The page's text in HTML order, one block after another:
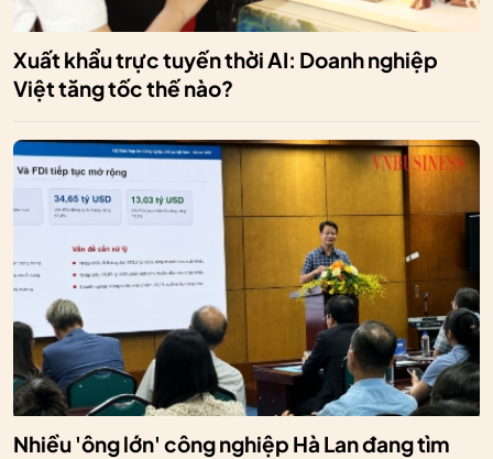
Xuất khẩu trực tuyến thời AI: Doanh nghiệp
Việt tăng tốc thế nào?
Nhiều 'ông lớn' công nghiệp Hà Lan đang tìm